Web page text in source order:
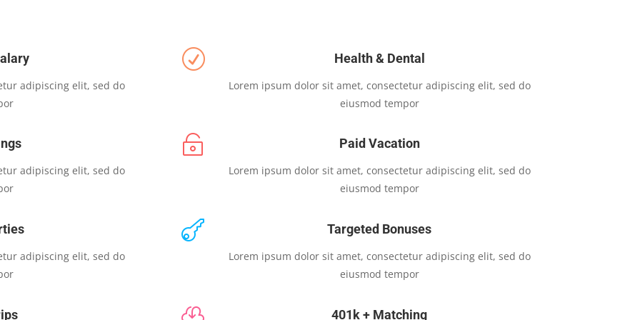
adipiscing elit, sed do
adipiscing elit, sed do
adipiscing elit, sed do
R Health & Dental
Lorem ipsum dolor sit amet, consectetur adipiscing elit, sed do
eiusmod tempor
 Paid Vacation
Lorem ipsum dolor sit amet, consectetur adipiscing elit, sed do
eiusmod tempor
 Targeted Bonuses
Lorem ipsum dolor sit amet, consectetur adipiscing elit, sed do
eiusmod tempor
 401k + Matching